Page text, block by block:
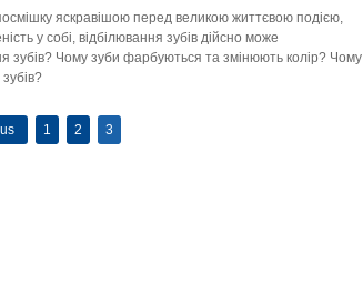
яскравішою перед великою життєвою подією,
у собі, відбілювання зубів дійсно може
зубів? Чому зуби фарбуються та змінюють колір? Чому
1 2 3